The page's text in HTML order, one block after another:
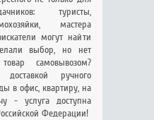
туристы,
мастера
могут найти
выбор, но нет
самовывозом?
ручного
в офис, квартиру, на
- услуга доступна
Федерации!